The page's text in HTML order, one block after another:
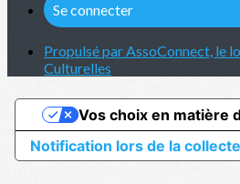
Se connecter
Propulsé par AssoConnect, le
Culturelles
Notification lors de la collecte
Vos choix en matière